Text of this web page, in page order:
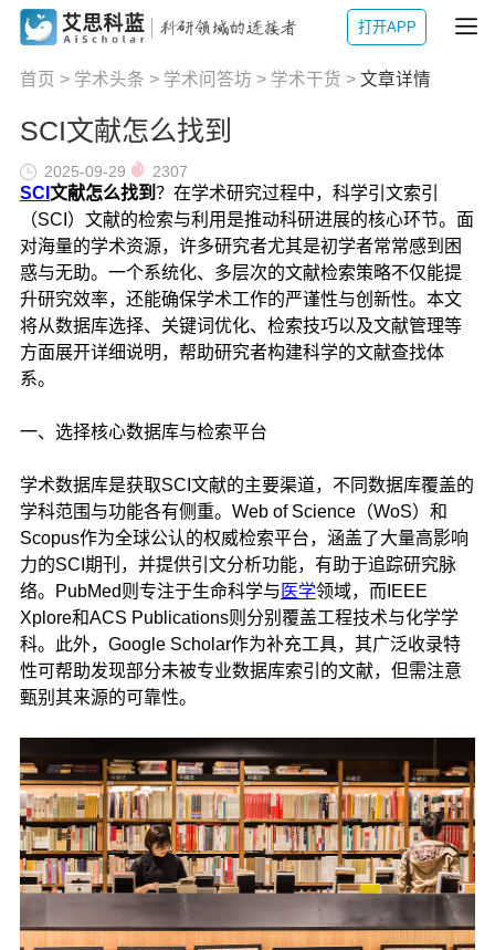
打开APP
首页 > 学术头条 > 学术问答坊 > 学术干货 > 文章详情
SCI文献怎么找到
2025-09-29 2307
SCI 文献怎么找到 ？在学术研究过程中，科学引文索引
（SCI）文献的检索与利用是推动科研进展的核心环节。面
对海量的学术资源，许多研究者尤其是初学者常常感到困
惑与无助。一个系统化、多层次的文献检索策略不仅能提
升研究效率，还能确保学术工作的严谨性与创新性。本文
将从数据库选择、关键词优化、检索技巧以及文献管理等
方面展开详细说明，帮助研究者构建科学的文献查找体
系。
一、选择核心数据库与检索平台
学术数据库是获取SCI文献的主要渠道，不同数据库覆盖的
学科范围与功能各有侧重。Web of Science（WoS）和
Scopus作为全球公认的权威检索平台，涵盖了大量高影响
力的SCI期刊，并提供引文分析功能，有助于追踪研究脉
络。PubMed则专注于生命科学与 医学领域，而IEEE
Xplore和ACS Publications则分别覆盖工程技术与化学学
科。此外，Google Scholar作为补充工具，其广泛收录特
性可帮助发现部分未被专业数据库索引的文献，但需注意
甄别其来源的可靠性。